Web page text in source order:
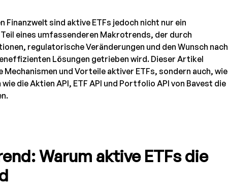
Finanzwelt sind aktive ETFs jedoch nicht nur ein
eines umfassenderen Makrotrends, der durch
regulatorische Veränderungen und den Wunsch nach
Lösungen getrieben wird. Dieser Artikel
und Vorteile aktiver ETFs, sondern auch, wie
die Aktien API, ETF API und Portfolio API von Bavest die
Warum aktive ETFs die